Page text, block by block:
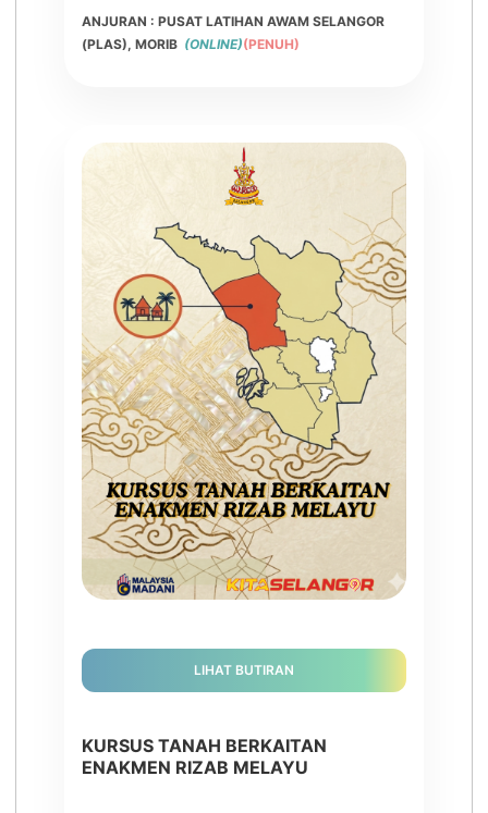
ANJURAN : PUSAT LATIHAN AWAM SELANGOR
(PLAS), MORIB (ONLINE)(PENUH)
LIHAT BUTIRAN
KURSUS TANAH BERKAITAN
ENAKMEN RIZAB MELAYU